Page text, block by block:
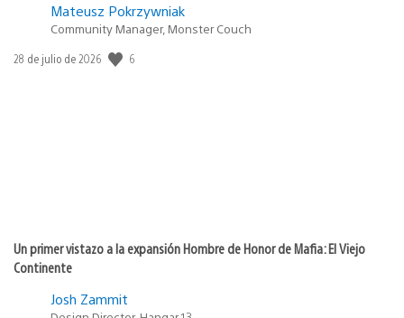
Mateusz Pokrzywniak
Community Manager, Monster Couch
Fecha
28 de julio de 2026 6
Un primer vistazo a la expansión Hombre de Honor de Mafia: El Viejo
Continente
Josh Zammit